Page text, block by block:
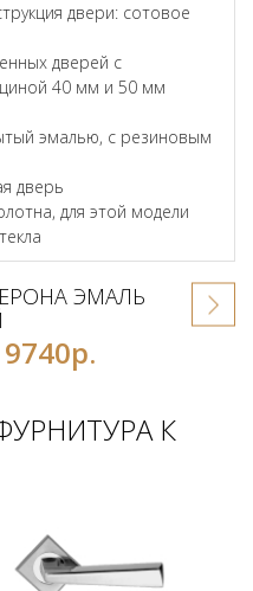
двери: сотовое
дверей с
40 мм и 50 мм
эмалью, с резиновым
дверь
для этой модели
ЭМАЛЬ
К